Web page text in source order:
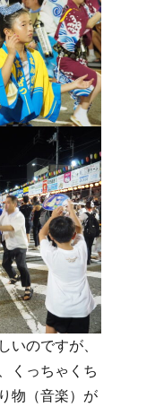
のですが、
くっちゃくち
物（音楽）が